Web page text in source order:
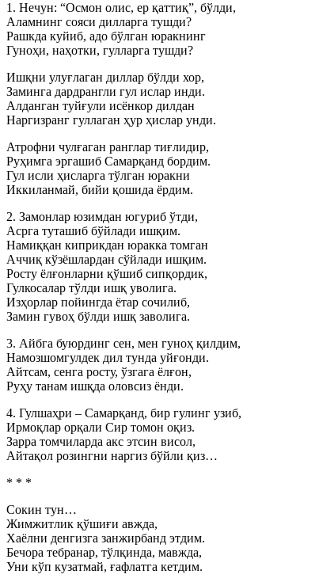
1. Нечун: “Осмон олис, ер қаттиқ”, бўлди,
Аламнинг сояси дилларга тушди?
Рашкда куйиб, адо бўлган юракнинг
Гуноҳи, наҳотки, гулларга тушди?
Ишқни улуғлаган диллар бўлди хор,
Заминга дардрангли гул ислар инди.
Алданган туйғули исёнкор дилдан
Наргизранг гуллаган ҳур ҳислар унди.
Атрофни чулғаган ранглар тиғлидир,
Руҳимга эргашиб Самарқанд бордим.
Гул исли ҳисларга тўлган юракни
Иккиланмай, бийи қошида ёрдим.
2. Замонлар юзимдан югуриб ўтди,
Асрга туташиб бўйлади ишқим.
Намиққан киприкдан юракка томган
Аччиқ кўзёшлардан сўйлади ишқим.
Росту ёлғонларни қўшиб сипқордик,
Гулкосалар тўлди ишқ уволига.
Изҳорлар пойингда ётар сочилиб,
Замин гувоҳ бўлди ишқ заволига.
3. Айбга буюрдинг сен, мен гуноҳ қилдим,
Намозшомгулдек дил тунда уйғонди.
Айтсам, сенга росту, ўзгага ёлғон,
Руҳу танам ишқда оловсиз ёнди.
4. Гулшаҳри – Самарқанд, бир гулинг узиб,
Ирмоқлар орқали Сир томон оқиз.
Зарра томчиларда акс этсин висол,
Айтақол розингни наргиз бўйли қиз…
* * *
Сокин тун…
Жимжитлик қўшиғи авжда,
Хаёлни денгизга занжирбанд этдим.
Бечора тебранар, тўлқинда, мавжда,
Уни кўп кузатмай, ғафлатга кетдим.